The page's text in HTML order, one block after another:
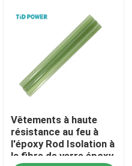
Vêtements à haute
résistance au feu à
l'époxy Rod Isolation à
la fibre de verre époxy